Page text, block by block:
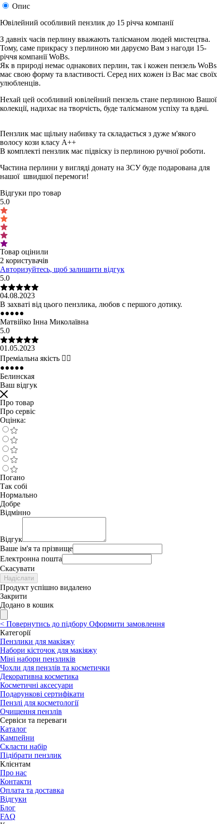
Опис
Ювілейний особливий пензлик до 15 річча компанії
З давніх часів перлину вважають талісманом людей мистецтва.
Тому, саме прикрасу з перлиною ми даруємо Вам з нагоди 15-
річчя компанії WoBs.
Як в природі немає однакових перлин, так і кожен пензель WoBs
має свою форму та властивості. Серед них кожен із Вас має своїх
улюбленців.
Нехай цей особливий ювілейний пензель стане перлиною Вашої
колекції, надихає на творчість, буде талісманом успіху та вдачі.
Пензлик має щільну набивку та складається з дуже м'якого
волосу кози класу А++
В комплекті пензлик має підвіску із перлиною ручної роботи.
Частина перлини у вигляді донату на ЗСУ буде подарована для
нашої швидшої перемоги!
Відгуки про товар
5.0
Товар оцінили
2 користувачів
Авторизуйтесь, щоб залишити відгук
5.0
04.08.2023
В захваті від цього пензлика, любов с першого дотику.
●●●●●
Матвійко Інна Миколаївна
5.0
01.05.2023
Преміальна якість 👌🏻
●●●●●
Белинская
Ваш відгук
Про товар
Про сервіс
Оцінка:
Погано
Так собі
Нормально
Добре
Відмінно
Відгук
Ваше ім'я та прізвище
Електронна пошта
Скасувати
Надіслати
Продукт успішно видалено
Закрити
Додано в кошик
< Повернутись до підбору Оформити замовлення
Категорії
Пензлики для макіяжу
Набори кісточок для макіяжу
Міні набори пензликів
Чохли для пензлів та косметички
Декоративна косметика
Косметичні аксесуари
Подарункові сертифікати
Пензлі для косметології
Очищення пензлів
Сервіси та переваги
Каталог
Кампейни
Скласти набір
Підібрати пензлик
Клієнтам
Про нас
Контакти
Оплата та доставка
Відгуки
Блог
FAQ